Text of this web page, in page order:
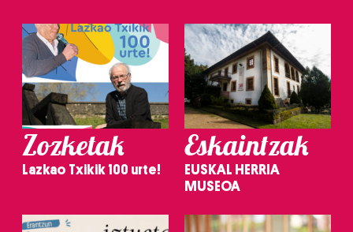
Zozketak
Lazkao Txikik 100 urte!
Eskaintzak
EUSKAL HERRIA
MUSEOA